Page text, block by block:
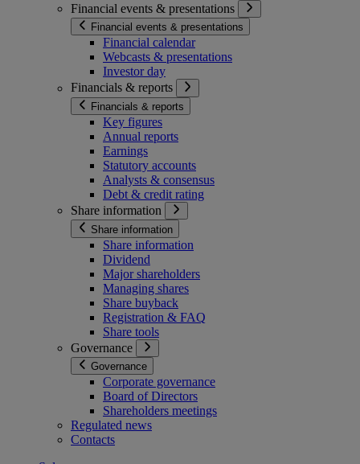
Financial events & presentations
Financial events & presentations
Financial calendar
Webcasts & presentations
Investor day
Financials & reports
Financials & reports
Key figures
Annual reports
Earnings
Statutory accounts
Analysts & consensus
Debt & credit rating
Share information
Share information
Share information
Dividend
Major shareholders
Managing shares
Share buyback
Registration & FAQ
Share tools
Governance
Governance
Corporate governance
Board of Directors
Shareholders meetings
Regulated news
Contacts